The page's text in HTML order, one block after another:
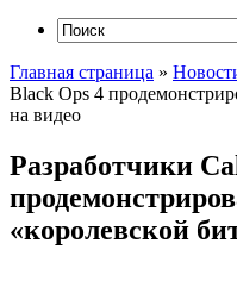
Главная страница »
Black Ops 4
на видео
Разработчики
«королевской